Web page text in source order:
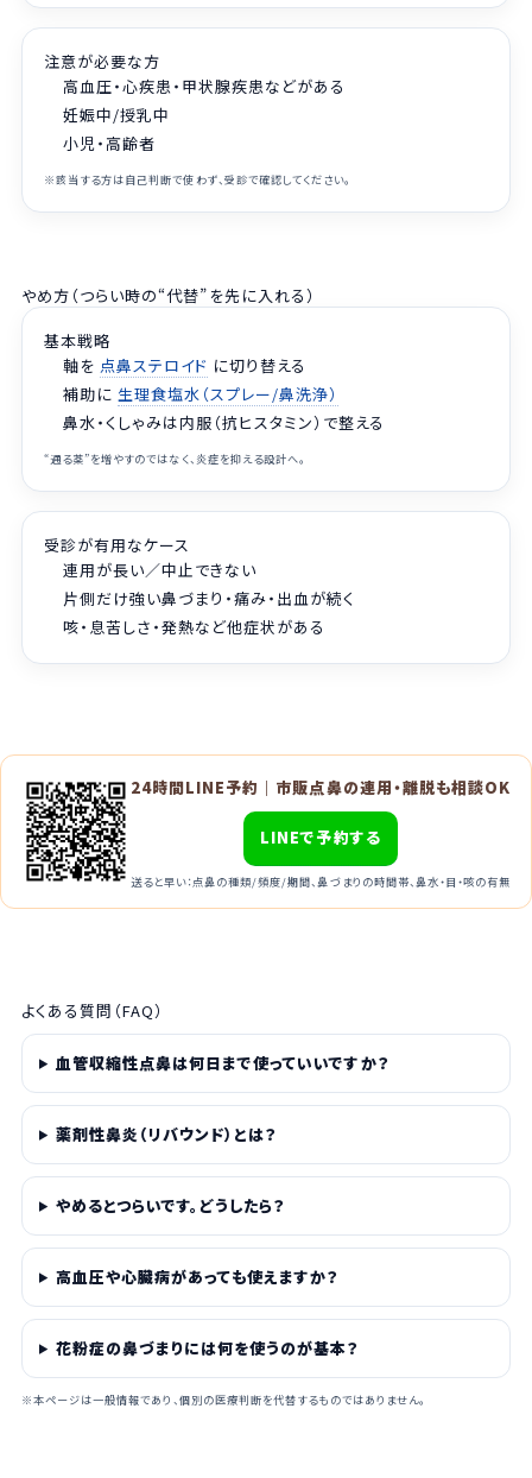
注意が必要な方
高血圧・心疾患・甲状腺疾患などがある
妊娠中/授乳中
小児・高齢者
※該当する方は自己判断で使わず、受診で確認してください。
やめ方（つらい時の“代替”を先に入れる）
基本戦略
軸を 点鼻ステロイド に切り替える
補助に 生理食塩水（スプレー/鼻洗浄）
鼻水・くしゃみは内服（抗ヒスタミン）で整える
“通る薬”を増やすのではなく、炎症を抑える設計へ。
受診が有用なケース
連用が長い／中止できない
片側だけ強い鼻づまり・痛み・出血が続く
咳・息苦しさ・発熱など他症状がある
24時間LINE予約｜市販点鼻の連用・離脱も相談OK
LINEで予約する
送ると早い：点鼻の種類/頻度/期間、鼻づまりの時間帯、鼻水・目・咳の有無
よくある質問（FAQ）
血管収縮性点鼻は何日まで使っていいですか？
薬剤性鼻炎（リバウンド）とは？
やめるとつらいです。どうしたら？
高血圧や心臓病があっても使えますか？
花粉症の鼻づまりには何を使うのが基本？
※本ページは一般情報であり、個別の医療判断を代替するものではありません。